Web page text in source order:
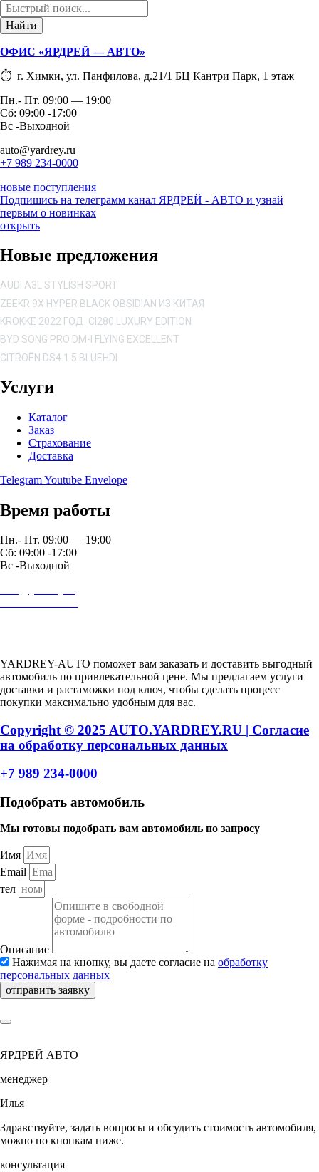
Найти
ОФИС «ЯРДРЕЙ — АВТО»
⏱ г. Химки, ул. Панфилова, д.21/1 БЦ Кантри Парк, 1 этаж
Пн.- Пт. 09:00 — 19:00
Сб: 09:00 -17:00
Вс -Выходной
auto@yardrey.ru
+7 989 234-0000
новые поступления
Подпишись на телеграмм канал ЯРДРЕЙ - АВТО и узнай
первым о новинках
открыть
Новые предложения
AUDI A3L STYLISH SPORT
ZEEKR 9X HYPER BLACK OBSIDIAN ИЗ КИТАЯ
KROKKE 2022 ГОД. CI280 LUXURY EDITION
BYD SONG PRO DM-I FLYING EXCELLENT
CITROËN DS4 1.5 BLUEHDI
Услуги
Каталог
Заказ
Страхование
Доставка
TelegramYoutube Envelope
Время работы
Пн.- Пт. 09:00 — 19:00
Сб: 09:00 -17:00
Вс -Выходной
YARDREY-AUTO поможет вам заказать и доставить выгодный
автомобиль по привлекательной цене. Мы предлагаем услуги
доставки и растаможки под ключ, чтобы сделать процесс
покупки максимально удобным для вас.
Copyright © 2025 AUTO.YARDREY.RU | Cогласие
на обработку персональных данных
+7 989 234-0000
Подобрать автомобиль
Мы готовы подобрать вам автомобиль по запросу
Имя
Email
тел
Описание
Нажимая на кнопку, вы даете согласие на обработку
персональных данных
отправить заявку
ЯРДРЕЙ АВТО
менеджер
Илья
Здравствуйте, задать вопросы и обсудить стоимость автомобиля,
можно по кнопкам ниже.
консультация